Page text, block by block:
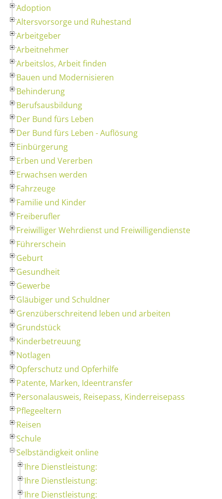
Adoption
Altersvorsorge und Ruhestand
Arbeitgeber
Arbeitnehmer
Arbeitslos, Arbeit finden
Bauen und Modernisieren
Behinderung
Berufsausbildung
Der Bund fürs Leben
Der Bund fürs Leben - Auflösung
Einbürgerung
Erben und Vererben
Erwachsen werden
Fahrzeuge
Familie und Kinder
Freiberufler
Freiwilliger Wehrdienst und Freiwilligendienste
Führerschein
Geburt
Gesundheit
Gewerbe
Gläubiger und Schuldner
Grenzüberschreitend leben und arbeiten
Grundstück
Kinderbetreuung
Notlagen
Opferschutz und Opferhilfe
Patente, Marken, Ideentransfer
Personalausweis, Reisepass, Kinderreisepass
Pflegeeltern
Reisen
Schule
Selbständigkeit online
Ihre Dienstleistung:
Ihre Dienstleistung:
Ihre Dienstleistung: